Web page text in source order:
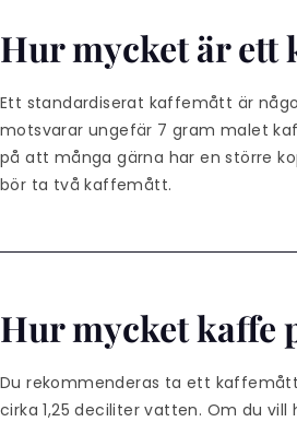
Hur mycket är ett
Ett standardiserat kaffemått är
motsvarar ungefär 7 gram malet
på att många gärna har en större
bör ta två kaffemått.
Hur mycket kaffe
Du rekommenderas ta ett
cirka 1,25 deciliter vatten. Om du